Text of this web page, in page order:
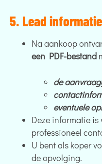
5. Lead informatie
Na aankoop
een PDF-bestand
de
eventuele
Deze informatie
professioneel
U bent als koper
de opvolging.